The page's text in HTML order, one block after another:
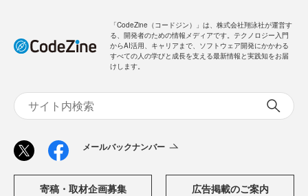
「CodeZine（コードジン）」は、株式会社翔泳社が運営す
る、開発者のための情報メディアです。テクノロジー入門
からAI活用、キャリアまで、ソフトウェア開発にかかわる
すべての人の学びと成長を支える最新情報と実践知をお届
けします。
メールバックナンバー
寄稿・取材企画募集 広告掲載のご案内